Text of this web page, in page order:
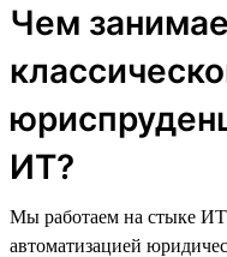
Чем
ИТ?
Мы работаем на стыке ИТ
автоматизацией